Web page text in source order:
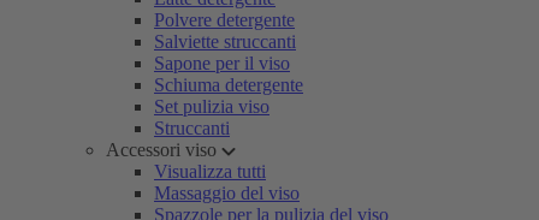
Polvere detergente
Salviette struccanti
Sapone per il viso
Schiuma detergente
Set pulizia viso
Struccanti
Accessori viso
Visualizza tutti
Massaggio del viso
Spazzole per la pulizia del viso